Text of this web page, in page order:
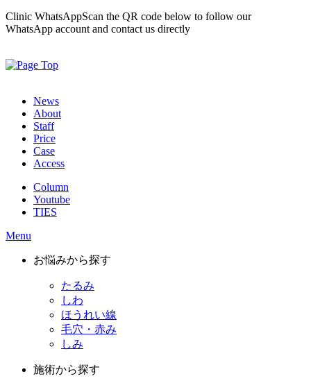
Clinic WhatsAppScan the QR code below to follow our
WhatsApp account and contact us directly
News
About
Staff
Price
Case
Access
Column
Youtube
TIES
Menu
お悩みから探す
たるみ
しわ
ほうれい線
毛穴・赤み
しみ
施術から探す